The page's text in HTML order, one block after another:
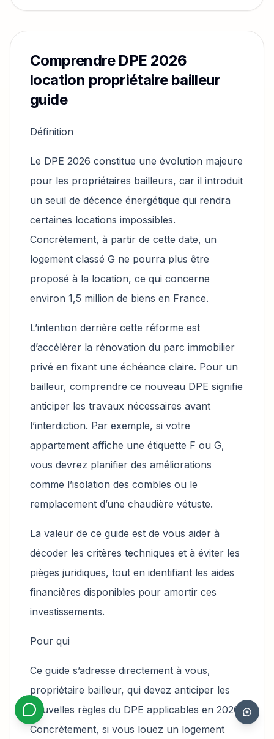
Comprendre DPE 2026
location propriétaire bailleur
guide
Définition
Le DPE 2026 constitue une évolution majeure
pour les propriétaires bailleurs, car il introduit
un seuil de décence énergétique qui rendra
certaines locations impossibles.
Concrètement, à partir de cette date, un
logement classé G ne pourra plus être
proposé à la location, ce qui concerne
environ 1,5 million de biens en France.
L’intention derrière cette réforme est
d’accélérer la rénovation du parc immobilier
privé en fixant une échéance claire. Pour un
bailleur, comprendre ce nouveau DPE signifie
anticiper les travaux nécessaires avant
l’interdiction. Par exemple, si votre
appartement affiche une étiquette F ou G,
vous devrez planifier des améliorations
comme l’isolation des combles ou le
remplacement d’une chaudière vétuste.
La valeur de ce guide est de vous aider à
décoder les critères techniques et à éviter les
pièges juridiques, tout en identifiant les aides
financières disponibles pour amortir ces
investissements.
Pour qui
Ce guide s’adresse directement à vous,
propriétaire bailleur, qui devez anticiper les
nouvelles règles du DPE applicables en 2026.
Concrètement, si vous louez un logement